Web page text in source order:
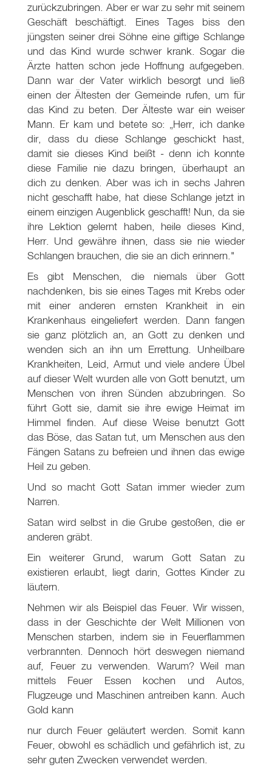
zurückzubringen. Aber er war zu sehr mit seinem
Geschäft beschäftigt. Eines Tages biss den
jüngsten seiner drei Söhne eine giftige Schlange
und das Kind wurde schwer krank. Sogar die
Ärzte hatten schon jede Hoffnung aufgegeben.
Dann war der Vater wirklich besorgt und ließ
einen der Ältesten der Gemeinde rufen, um für
das Kind zu beten. Der Älteste war ein weiser
Mann. Er kam und betete so: „Herr, ich danke
dir, dass du diese Schlange geschickt hast,
damit sie dieses Kind beißt - denn ich konnte
diese Familie nie dazu bringen, überhaupt an
dich zu denken. Aber was ich in sechs Jahren
nicht geschafft habe, hat diese Schlange jetzt in
einem einzigen Augenblick geschafft! Nun, da sie
ihre Lektion gelernt haben, heile dieses Kind,
Herr. Und gewähre ihnen, dass sie nie wieder
Schlangen brauchen, die sie an dich erinnern."
Es gibt Menschen, die niemals über Gott
nachdenken, bis sie eines Tages mit Krebs oder
mit einer anderen ernsten Krankheit in ein
Krankenhaus eingeliefert werden. Dann fangen
sie ganz plötzlich an, an Gott zu denken und
wenden sich an ihn um Errettung. Unheilbare
Krankheiten, Leid, Armut und viele andere Übel
auf dieser Welt wurden alle von Gott benutzt, um
Menschen von ihren Sünden abzubringen. So
führt Gott sie, damit sie ihre ewige Heimat im
Himmel finden. Auf diese Weise benutzt Gott
das Böse, das Satan tut, um Menschen aus den
Fängen Satans zu befreien und ihnen das ewige
Heil zu geben.
Und so macht Gott Satan immer wieder zum
Narren.
Satan wird selbst in die Grube gestoßen, die er
anderen gräbt.
Ein weiterer Grund, warum Gott Satan zu
existieren erlaubt, liegt darin, Gottes Kinder zu
läutern.
Nehmen wir als Beispiel das Feuer. Wir wissen,
dass in der Geschichte der Welt Millionen von
Menschen starben, indem sie in Feuerflammen
verbrannten. Dennoch hört deswegen niemand
auf, Feuer zu verwenden. Warum? Weil man
mittels Feuer Essen kochen und Autos,
Flugzeuge und Maschinen antreiben kann. Auch
Gold kann
nur durch Feuer geläutert werden. Somit kann
Feuer, obwohl es schädlich und gefährlich ist, zu
sehr guten Zwecken verwendet werden.